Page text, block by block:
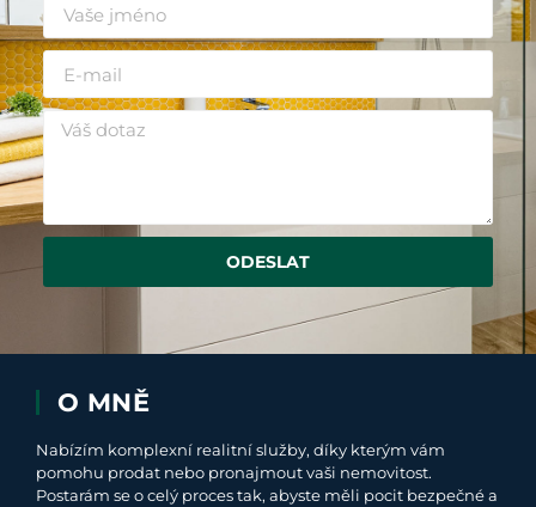
ODESLAT
O MNĚ
Nabízím komplexní realitní služby, díky kterým vám
pomohu prodat nebo pronajmout vaši nemovitost.
Postarám se o celý proces tak, abyste měli pocit bezpečné a